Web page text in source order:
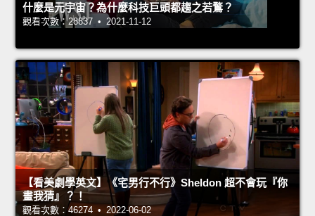
什麼是元宇宙？為什麼科技巨頭都趨之若鶩？
觀看次數：28837 • 2021-11-12
【看美劇學英文】《宅男行不行》Sheldon 超不會玩『你
畫我猜』？！
觀看次數：46274 • 2022-06-02